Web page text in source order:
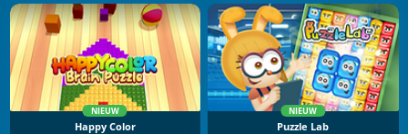
NIEUW
Happy Color
NIEUW
Puzzle Lab